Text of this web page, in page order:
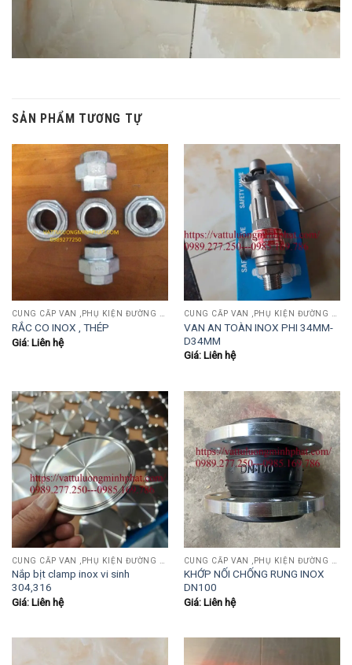
SẢN PHẨM TƯƠNG TỰ
RẮC CO INOX , THÉP
Giá: Liên hệ
VAN AN TOÀN INOX PHI 34MM-
D34MM
Giá: Liên hệ
Nắp bịt clamp inox vi sinh
304,316
Giá: Liên hệ
KHỚP NỐI CHỐNG RUNG INOX
DN100
Giá: Liên hệ